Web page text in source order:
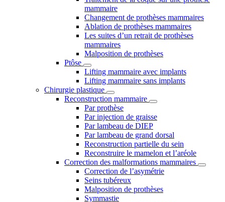
mammaire
Changement de prothèses mammaires
Ablation de prothèses mammaires
Les suites d’un retrait de prothèses
mammaires
Malposition de prothèses
Ptôse
Lifting mammaire avec implants
Lifting mammaire sans implants
Chirurgie plastique
Reconstruction mammaire
Par prothèse
Par injection de graisse
Par lambeau de DIEP
Par lambeau de grand dorsal
Reconstruction partielle du sein
Reconstruire le mamelon et l’aréole
Correction des malformations mammaires
Correction de l’asymétrie
Seins tubéreux
Malposition de prothèses
Symmastie